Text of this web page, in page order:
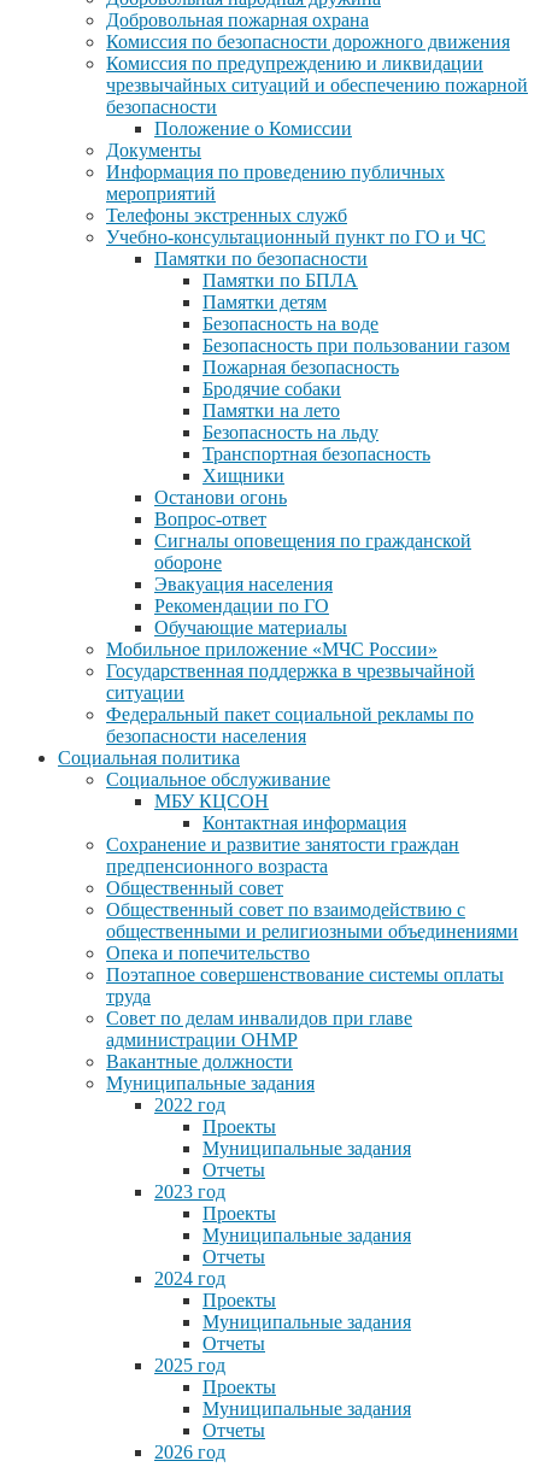
Добровольная пожарная охрана
Комиссия по безопасности дорожного движения
Комиссия по предупреждению и ликвидации
чрезвычайных ситуаций и обеспечению пожарной
безопасности
Положение о Комиссии
Документы
Информация по проведению публичных
мероприятий
Телефоны экстренных служб
Учебно-консультационный пункт по ГО и ЧС
Памятки по безопасности
Памятки по БПЛА
Памятки детям
Безопасность на воде
Безопасность при пользовании газом
Пожарная безопасность
Бродячие собаки
Памятки на лето
Безопасность на льду
Транспортная безопасность
Хищники
Останови огонь
Вопрос-ответ
Сигналы оповещения по гражданской
обороне
Эвакуация населения
Рекомендации по ГО
Обучающие материалы
Мобильное приложение «МЧС России»
Государственная поддержка в чрезвычайной
ситуации
Федеральный пакет социальной рекламы по
безопасности населения
Социальная политика
Социальное обслуживание
МБУ КЦСОН
Контактная информация
Сохранение и развитие занятости граждан
предпенсионного возраста
Общественный совет
Общественный совет по взаимодействию с
общественными и религиозными объединениями
Опека и попечительство
Поэтапное совершенствование системы оплаты
труда
Совет по делам инвалидов при главе
администрации ОНМР
Вакантные должности
Муниципальные задания
2022 год
Проекты
Муниципальные задания
Отчеты
2023 год
Проекты
Муниципальные задания
Отчеты
2024 год
Проекты
Муниципальные задания
Отчеты
2025 год
Проекты
Муниципальные задания
Отчеты
2026 год